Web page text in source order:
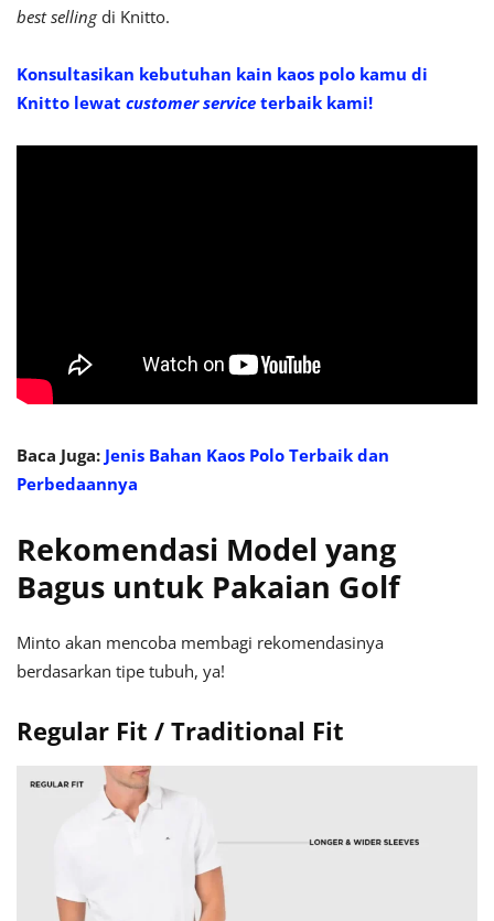
best sellingdi Knitto.
Konsultasikan kebutuhan kain kaos polo kamu di
Knitto lewat customer service terbaik kami!
Baca Juga: Jenis Bahan Kaos Polo Terbaik dan
Perbedaannya
Rekomendasi Model yang
Bagus untuk Pakaian Golf
Minto akan mencoba membagi rekomendasinya
berdasarkan tipe tubuh, ya!
Regular Fit / Traditional Fit